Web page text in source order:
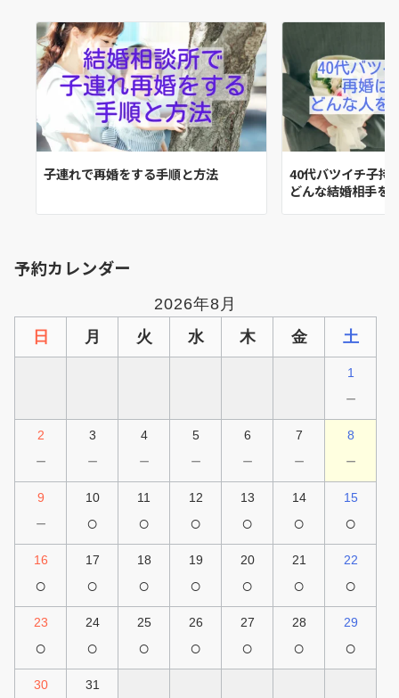
子連れで再婚をする手順と方法
40代バツイチ子持
どんな結婚相手を
予約カレンダー
2026年8月
日
月 火 水 木 金 土
1
－
2
－
3
－
4
－
5
－
6
－
7
－
8
－
9
－
10
○
11
○
12
○
13
○
14
○
15
○
16
○
17
○
18
○
19
○
20
○
21
○
22
○
23
○
24
○
25
○
26
○
27
○
28
○
29
○
30 31